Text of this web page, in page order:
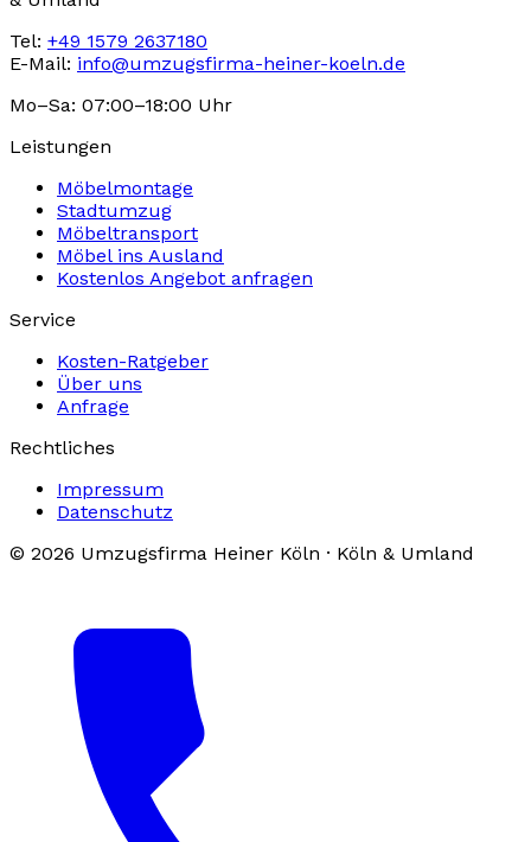
Tel: +49 1579 2637180
E-Mail: info@umzugsfirma-heiner-koeln.de
Mo–Sa: 07:00–18:00 Uhr
Leistungen
Möbelmontage
Stadtumzug
Möbeltransport
Möbel ins Ausland
Kostenlos Angebot anfragen
Service
Kosten-Ratgeber
Über uns
Anfrage
Rechtliches
Impressum
Datenschutz
© 2026 Umzugsfirma Heiner Köln · Köln & Umland